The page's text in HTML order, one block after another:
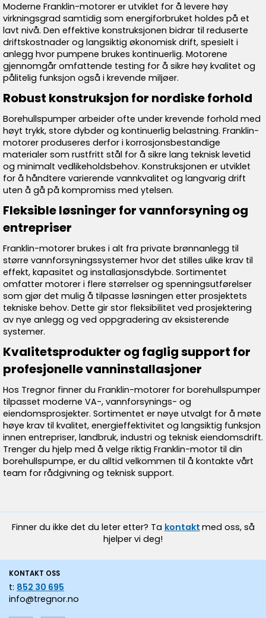
Moderne Franklin-motorer er utviklet for å levere høy
virkningsgrad samtidig som energiforbruket holdes på et
lavt nivå. Den effektive konstruksjonen bidrar til reduserte
driftskostnader og langsiktig økonomisk drift, spesielt i
anlegg hvor pumpene brukes kontinuerlig. Motorene
gjennomgår omfattende testing for å sikre høy kvalitet og
pålitelig funksjon også i krevende miljøer.
Robust konstruksjon for nordiske forhold
Borehullspumper arbeider ofte under krevende forhold med
høyt trykk, store dybder og kontinuerlig belastning. Franklin-
motorer produseres derfor i korrosjonsbestandige
materialer som rustfritt stål for å sikre lang teknisk levetid
og minimalt vedlikeholdsbehov. Konstruksjonen er utviklet
for å håndtere varierende vannkvalitet og langvarig drift
uten å gå på kompromiss med ytelsen.
Fleksible løsninger for vannforsyning og
entrepriser
Franklin-motorer brukes i alt fra private brønnanlegg til
større vannforsyningssystemer hvor det stilles ulike krav til
effekt, kapasitet og installasjonsdybde. Sortimentet
omfatter motorer i flere størrelser og spenningsutførelser
som gjør det mulig å tilpasse løsningen etter prosjektets
tekniske behov. Dette gir stor fleksibilitet ved prosjektering
av nye anlegg og ved oppgradering av eksisterende
systemer.
Kvalitetsprodukter og faglig support for
profesjonelle vanninstallasjoner
Hos Tregnor finner du Franklin-motorer for borehullspumper
tilpasset moderne VA-, vannforsynings- og
eiendomsprosjekter. Sortimentet er nøye utvalgt for å møte
høye krav til kvalitet, energieffektivitet og langsiktig funksjon
innen entrepriser, landbruk, industri og teknisk eiendomsdrift.
Trenger du hjelp med å velge riktig Franklin-motor til din
borehullspumpe, er du alltid velkommen til å kontakte vårt
team for rådgivning og teknisk support.
Finner du ikke det du leter etter? Ta kontakt med oss, så
hjelper vi deg!
KONTAKT OSS
t: 852 30 695
info@tregnor.no